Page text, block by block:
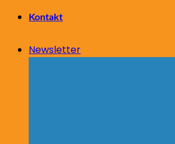
Kontakt
Newsletter